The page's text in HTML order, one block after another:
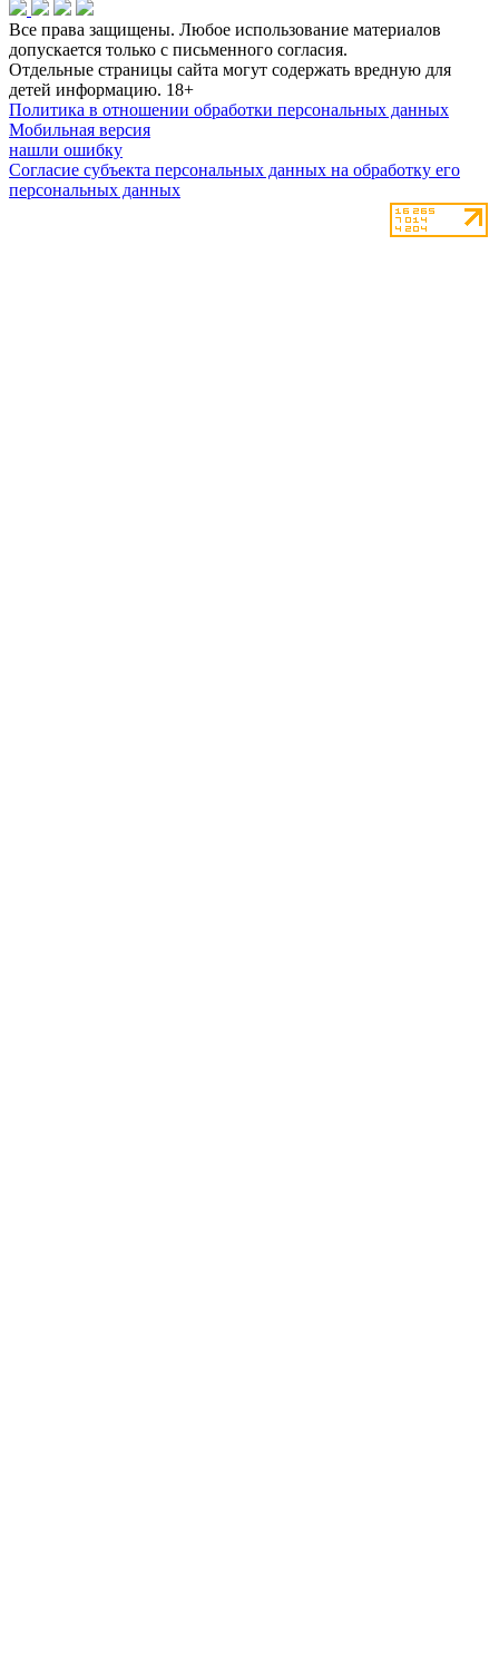
Все права защищены. Любое использование материалов
допускается только с письменного согласия.
Отдельные страницы сайта могут содержать вредную для
детей информацию. 18+
Политика в отношении обработки персональных данных
Мобильная версия
нашли ошибку
Согласие субъекта персональных данных на обработку его
персональных данных